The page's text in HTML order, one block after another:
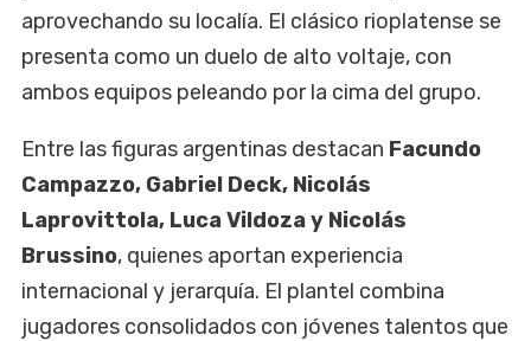
aprovechando su localía. El clásico rioplatense se
presenta como un duelo de alto voltaje, con
ambos equipos peleando por la cima del grupo.
Entre las figuras argentinas destacan Facundo
Campazzo, Gabriel Deck, Nicolás
Laprovittola, Luca Vildoza y Nicolás
Brussino, quienes aportan experiencia
internacional y jerarquía. El plantel combina
jugadores consolidados con jóvenes talentos que